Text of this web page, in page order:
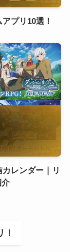
プリ10選！
カレンダー｜リ
！